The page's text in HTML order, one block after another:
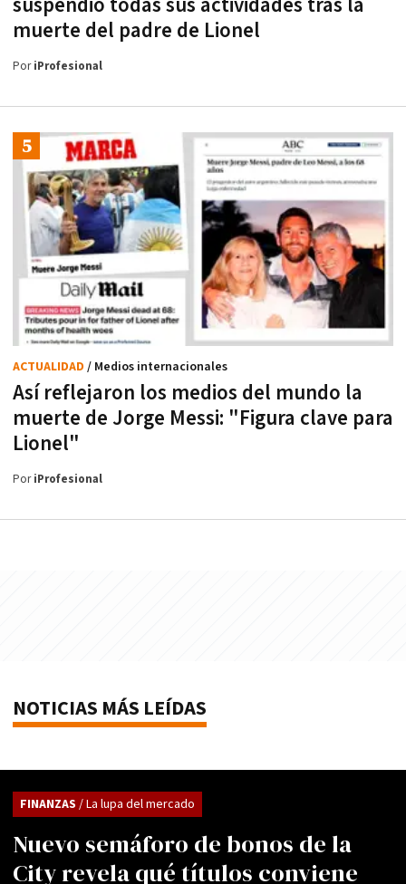
muerte del padre de Lionel
PoriProfesional
Así reflejaron los medios del mundo la
muerte de Jorge Messi: "Figura clave para
Lionel"
ACTUALIDAD / Medios internacionales
PoriProfesional
NOTICIAS MÁS LEÍDAS
Nuevo semáforo de bonos de la
City revela qué títulos conviene
FINANZAS / La lupa del mercado